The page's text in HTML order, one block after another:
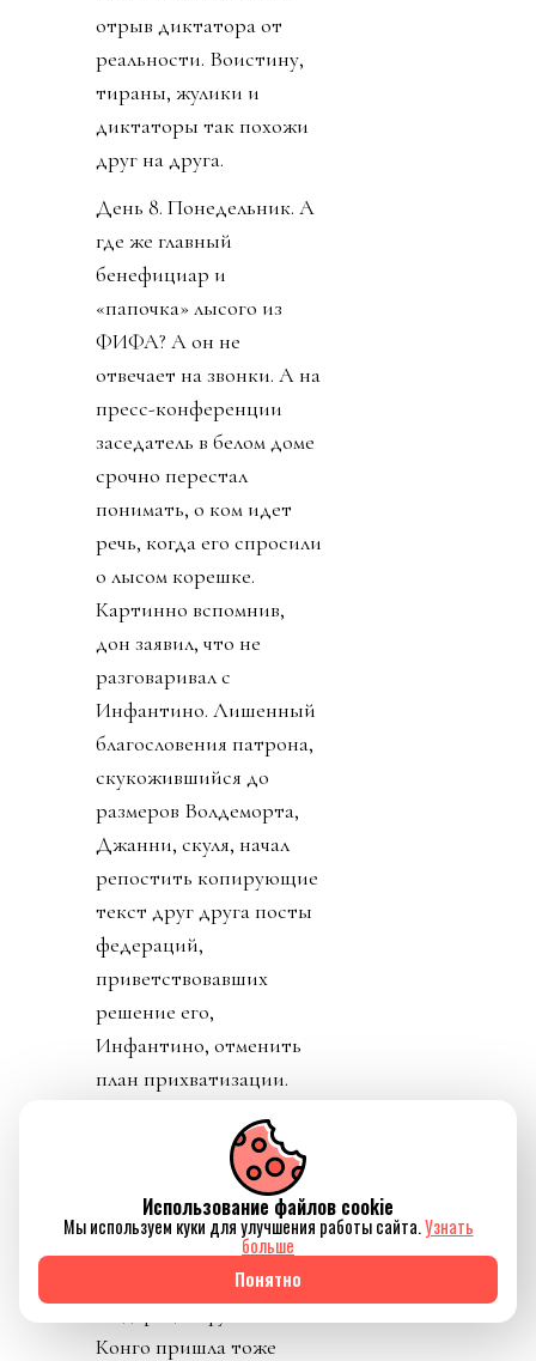
отрыв диктатора от
реальности. Воистину,
тираны, жулики и
диктаторы так похожи
друг на друга.
День 8. Понедельник. А
где же главный
бенефициар и
«папочка» лысого из
ФИФА? А он не
отвечает на звонки. А на
пресс-конференции
заседатель в белом доме
срочно перестал
понимать, о ком идет
речь, когда его спросили
о лысом корешке.
Картинно вспомнив,
дон заявил, что не
разговаривал с
Инфантино. Лишенный
благословения патрона,
скукожившийся до
размеров Волдеморта,
Джанни, скуля, начал
репостить копирующие
текст друг друга посты
федераций,
приветствовавших
решение его,
Инфантино, отменить
план прихватизации.
Опять смотрим что
такое «газлайтинг», а
равно и рассматриваем
подборку стран: Катар,
ОАЭ, Бутан, Шри
Ланка, Марокко.
Конго пришла тоже
Использование файлов cookie
Мы используем куки для улучшения работы сайта.Узнать
больше
Понятно